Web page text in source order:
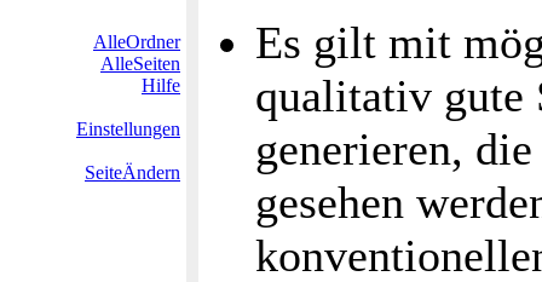
AlleOrdner
AlleSeiten
Hilfe
Einstellungen
SeiteÄndern
Es gilt mit
qualitativ gute
generieren,
gesehen